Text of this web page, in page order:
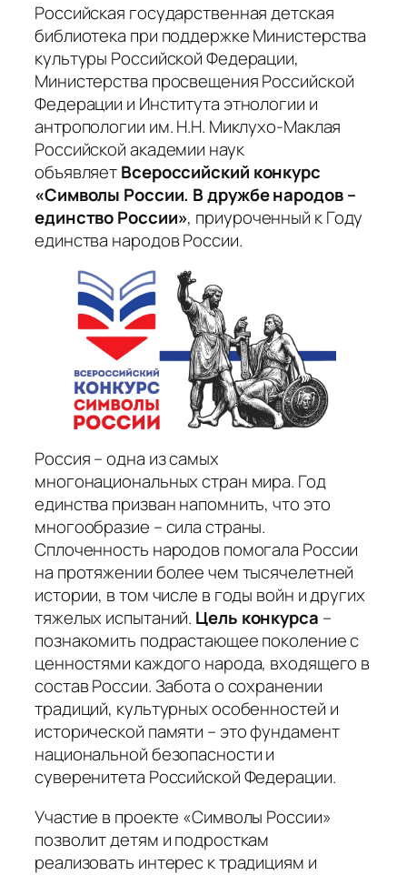
Российская государственная детская
библиотека при поддержке Министерства
культуры Российской Федерации,
Министерства просвещения Российской
Федерации и Института этнологии и
антропологии им. Н.Н. Миклухо-Маклая
Российской академии наук
объявляетВсероссийский конкурс
«Символы России. В дружбе народов –
единство России», приуроченный к Году
единства народов России.
Россия – одна из самых
многонациональных стран мира. Год
единства призван напомнить, что это
многообразие – сила страны.
Сплоченность народов помогала России
на протяжении более чем тысячелетней
истории, в том числе в годы войн и других
тяжелых испытаний. Цель конкурса –
познакомить подрастающее поколение с
ценностями каждого народа, входящего в
состав России. Забота о сохранении
традиций, культурных особенностей и
исторической памяти – это фундамент
национальной безопасности и
суверенитета Российской Федерации.
Участие в проекте «Символы России»
позволит детям и подросткам
реализовать интерес к традициям и